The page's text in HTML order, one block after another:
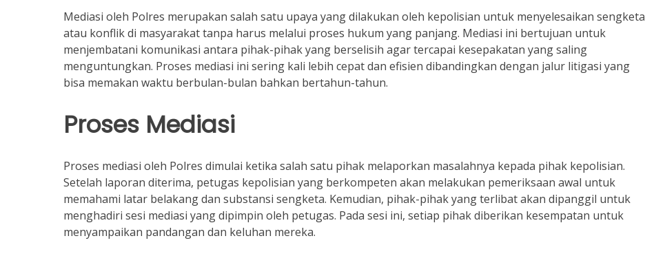
Mediasi oleh Polres merupakan salah satu upaya yang dilakukan oleh kepolisian untuk menyelesaikan sengketa
atau konflik di masyarakat tanpa harus melalui proses hukum yang panjang. Mediasi ini bertujuan untuk
menjembatani komunikasi antara pihak-pihak yang berselisih agar tercapai kesepakatan yang saling
menguntungkan. Proses mediasi ini sering kali lebih cepat dan efisien dibandingkan dengan jalur litigasi yang
bisa memakan waktu berbulan-bulan bahkan bertahun-tahun.
Proses Mediasi
Proses mediasi oleh Polres dimulai ketika salah satu pihak melaporkan masalahnya kepada pihak kepolisian.
Setelah laporan diterima, petugas kepolisian yang berkompeten akan melakukan pemeriksaan awal untuk
memahami latar belakang dan substansi sengketa. Kemudian, pihak-pihak yang terlibat akan dipanggil untuk
menghadiri sesi mediasi yang dipimpin oleh petugas. Pada sesi ini, setiap pihak diberikan kesempatan untuk
menyampaikan pandangan dan keluhan mereka.